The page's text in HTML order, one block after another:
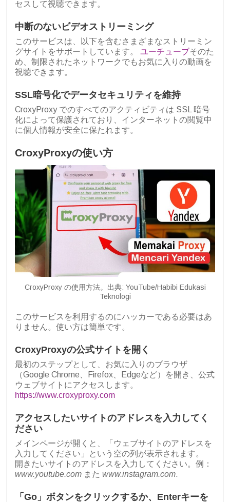
セスして視聴できます。
中断のないビデオストリーミング
このサービスは、以下を含むさまざまなストリーミン
グサイトをサポートしています。 ユーチューブそのた
め、制限されたネットワークでもお気に入りの動画を
視聴できます。
SSL暗号化でデータセキュリティを維持
CroxyProxy でのすべてのアクティビティは SSL 暗号
化によって保護されており、インターネットの閲覧中
に個人情報が安全に保たれます。
CroxyProxyの使い方
CroxyProxy の使用方法。出典: YouTube/Habibi Edukasi
Teknologi
このサービスを利用するのにハッカーである必要はあ
りません。使い方は簡単です。
CroxyProxyの公式サイトを開く
最初のステップとして、お気に入りのブラウザ
（Google Chrome、Firefox、Edgeなど）を開き、公式
ウェブサイトにアクセスします。
https://www.croxyproxy.com
アクセスしたいサイトのアドレスを入力してく
ださい
メインページが開くと、「ウェブサイトのアドレスを
入力してください」という空の列が表示されます。
開きたいサイトのアドレスを入力してください。例：
www.youtube.com また www.instagram.com.
「Go」ボタンをクリックするか、Enterキーを